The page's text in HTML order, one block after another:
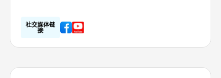
社交媒体链
接